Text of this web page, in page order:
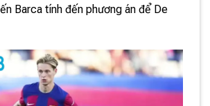
Barca tính đến phương án để De